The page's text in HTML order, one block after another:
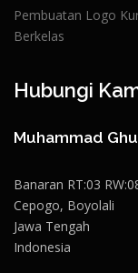
Pembuatan Logo
Berkelas
Hubungi
Muhammad
Banaran RT:03
Cepogo, Boyolali
Jawa Tengah
Indonesia